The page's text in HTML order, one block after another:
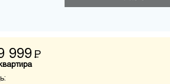
999 Р